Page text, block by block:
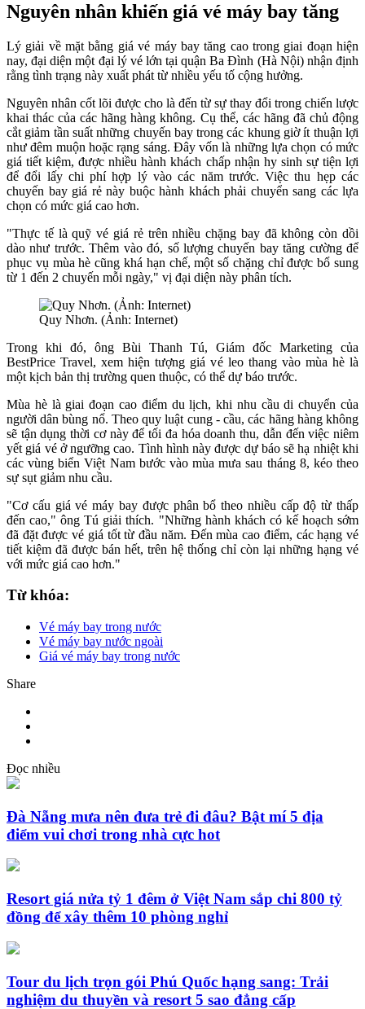
Nguyên nhân khiến giá vé máy bay tăng
Lý giải về mặt bằng giá vé máy bay tăng cao trong giai đoạn hiện
nay, đại diện một đại lý vé lớn tại quận Ba Đình (Hà Nội) nhận định
rằng tình trạng này xuất phát từ nhiều yếu tố cộng hưởng.
Nguyên nhân cốt lõi được cho là đến từ sự thay đổi trong chiến lược
khai thác của các hãng hàng không. Cụ thể, các hãng đã chủ động
cắt giảm tần suất những chuyến bay trong các khung giờ ít thuận lợi
như đêm muộn hoặc rạng sáng. Đây vốn là những lựa chọn có mức
giá tiết kiệm, được nhiều hành khách chấp nhận hy sinh sự tiện lợi
để đổi lấy chi phí hợp lý vào các năm trước. Việc thu hẹp các
chuyến bay giá rẻ này buộc hành khách phải chuyển sang các lựa
chọn có mức giá cao hơn.
"Thực tế là quỹ vé giá rẻ trên nhiều chặng bay đã không còn dồi
dào như trước. Thêm vào đó, số lượng chuyến bay tăng cường để
phục vụ mùa hè cũng khá hạn chế, một số chặng chỉ được bổ sung
từ 1 đến 2 chuyến mỗi ngày," vị đại diện này phân tích.
Quy Nhơn. (Ảnh: Internet)
Trong khi đó, ông Bùi Thanh Tú, Giám đốc Marketing của
BestPrice Travel, xem hiện tượng giá vé leo thang vào mùa hè là
một kịch bản thị trường quen thuộc, có thể dự báo trước.
Mùa hè là giai đoạn cao điểm du lịch, khi nhu cầu di chuyển của
người dân bùng nổ. Theo quy luật cung - cầu, các hãng hàng không
sẽ tận dụng thời cơ này để tối đa hóa doanh thu, dẫn đến việc niêm
yết giá vé ở ngưỡng cao. Tình hình này được dự báo sẽ hạ nhiệt khi
các vùng biển Việt Nam bước vào mùa mưa sau tháng 8, kéo theo
sự sụt giảm nhu cầu.
"Cơ cấu giá vé máy bay được phân bổ theo nhiều cấp độ từ thấp
đến cao," ông Tú giải thích. "Những hành khách có kế hoạch sớm
đã đặt được vé giá tốt từ đầu năm. Đến mùa cao điểm, các hạng vé
tiết kiệm đã được bán hết, trên hệ thống chỉ còn lại những hạng vé
với mức giá cao hơn."
Từ khóa:
Vé máy bay trong nước
Vé máy bay nước ngoài
Giá vé máy bay trong nước
Share
Đọc nhiều
Đà Nẵng mưa nên đưa trẻ đi đâu? Bật mí 5 địa
điểm vui chơi trong nhà cực hot
Resort giá nửa tỷ 1 đêm ở Việt Nam sắp chi 800 tỷ
đồng để xây thêm 10 phòng nghỉ
Tour du lịch trọn gói Phú Quốc hạng sang: Trải
nghiệm du thuyền và resort 5 sao đẳng cấp